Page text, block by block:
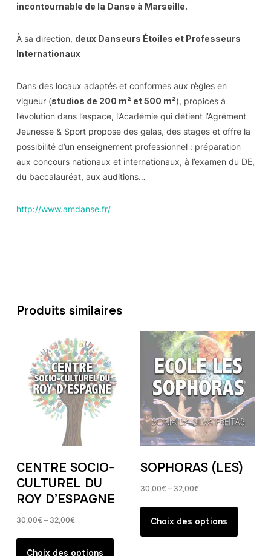
incontournable de la Danse à Marseille.
À sa direction, deux Danseurs Étoiles et Professeurs
Internationaux
Dans des locaux adaptés et conformes aux règles en
vigueur (studios de 200 m² et 500 m²), propices à
l’évolution dans l’espace, l’Académie qui détient l’Agrément
Jeunesse & Sport propose des galas, des stages et offre la
possibilité d’un enseignement professionnel : préparation
aux concours nationaux et internationaux, à l’examen du DE,
du baccalauréat, aux auditions…
http://www.amdanse.fr/
Produits similaires
CENTRE SOCIO-
CULTUREL DU
ROY D’ESPAGNE
30,00€ – 32,00€
Choix des options
Ce
SOPHORAS (LES)
30,00€ – 32,00€
Choix des options
Ce
a